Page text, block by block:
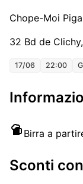
Chope-Moi
32 Bd de
17/06 22:00
Birra a
Sconti